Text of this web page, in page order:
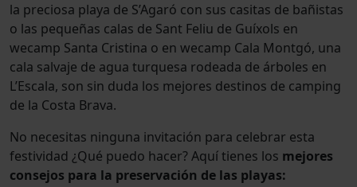
la preciosa playa de S’Agaró con sus casitas de bañistas
o las pequeñas calas de Sant Feliu de Guíxols en
wecamp Santa Cristina o en wecamp Cala Montgó, una
cala salvaje de agua turquesa rodeada de árboles en
L’Escala, son sin duda los mejores destinos de camping
de la Costa Brava.
No necesitas ninguna invitación para celebrar esta
festividad ¿Qué puedo hacer? Aquí tienes los mejores
consejos para la preservación de las playas: